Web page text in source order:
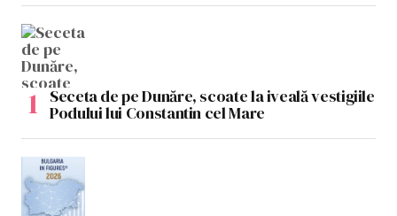
Seceta de pe Dunăre, scoate la iveală vestigiile
Podului lui Constantin cel Mare